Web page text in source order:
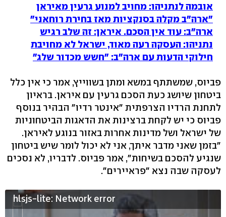
אובמה לנתניהו: מחויב למנוע גרעין מאיראן
"ארה"ב מקלה בסנקציות מאז בחירת רוחאני"
ארה"ב: עוד אין הסכם. איראן: זה שלב רגיש
נתניהו: העסקה רעה מאוד, ישראל לא מחויבת
חילוקי הדעות עם ארה"ב: "חשש מכדור שלג"
פביוס, שמשתתף במשא ומתן בשווייץ, אמר כי אין כלל
ביטחון שיושג כעת הסכם גרעין עם איראן. בראיון
לתחנת הרדיו הצרפתית "אינטר רדיו" הבהיר בנוסף
פביוס כי יש לקחת ברצינות את הדאגות הביטחוניות
של ישראל ושל מדינות אחרות באזור בנוגע לאיראן.
"בזמן שאני מדבר איתך, אני לא יכול לומר שיש ביטחון
שנגיע להסכם בשיחות", אמר פביוס. לדבריו, לא נסכים
לעסקה שבה נצא "פראיירים".
hlsjs-lite: Network error